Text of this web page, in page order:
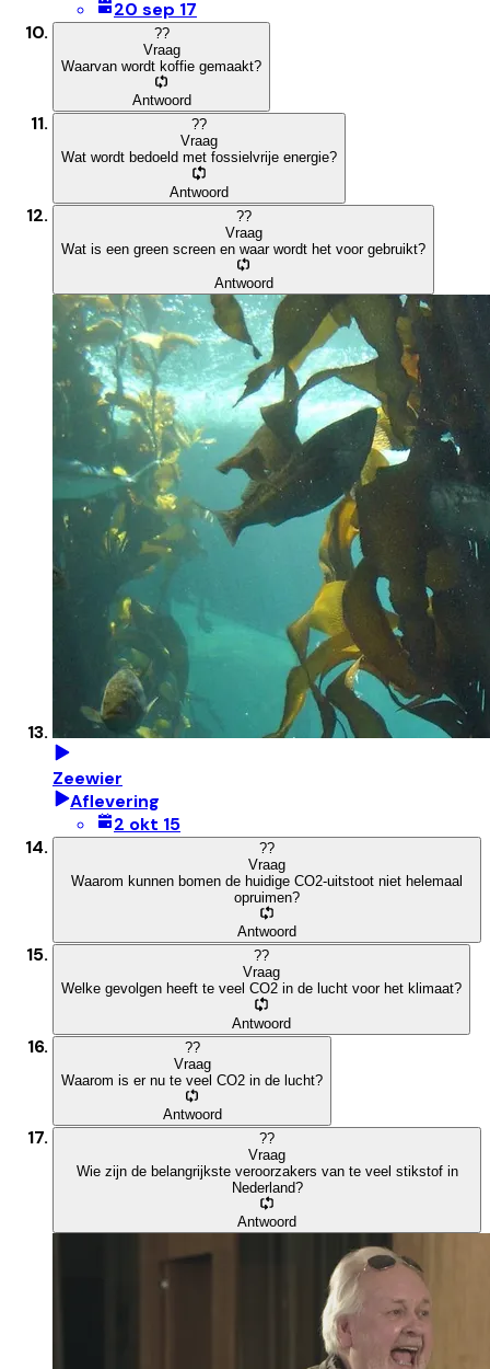
20 sep 17
??
Vraag
Waarvan wordt koffie gemaakt?
Antwoord
??
Vraag
Wat wordt bedoeld met fossielvrije energie?
Antwoord
??
Vraag
Wat is een green screen en waar wordt het voor gebruikt?
Antwoord
Zeewier
Aflevering
2 okt 15
??
Vraag
Waarom kunnen bomen de huidige CO2-uitstoot niet helemaal
opruimen?
Antwoord
??
Vraag
Welke gevolgen heeft te veel CO2 in de lucht voor het klimaat?
Antwoord
??
Vraag
Waarom is er nu te veel CO2 in de lucht?
Antwoord
??
Vraag
Wie zijn de belangrijkste veroorzakers van te veel stikstof in
Nederland?
Antwoord